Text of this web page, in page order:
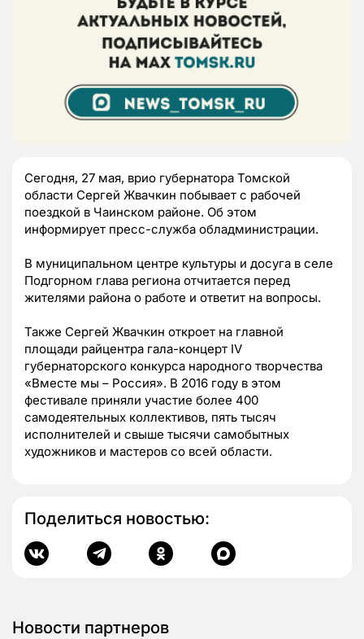
Сегодня, 27 мая, врио губернатора Томской
области Сергей Жвачкин побывает с рабочей
поездкой в Чаинском районе. Об этом
информирует пресс-служба обладминистрации.
В муниципальном центре культуры и досуга в селе
Подгорном глава региона отчитается перед
жителями района о работе и ответит на вопросы.
Также Сергей Жвачкин откроет на главной
площади райцентра гала-концерт IV
губернаторского конкурса народного творчества
«Вместе мы – Россия». В 2016 году в этом
фестивале приняли участие более 400
самодеятельных коллективов, пять тысяч
исполнителей и свыше тысячи самобытных
художников и мастеров со всей области.
Поделиться новостью:
Новости партнеров